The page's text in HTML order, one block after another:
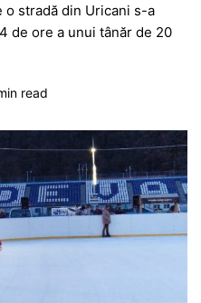
s
a
g
e
ta
ă
stradă din Uricani s-a
de ore a unui tânăr de 20
read